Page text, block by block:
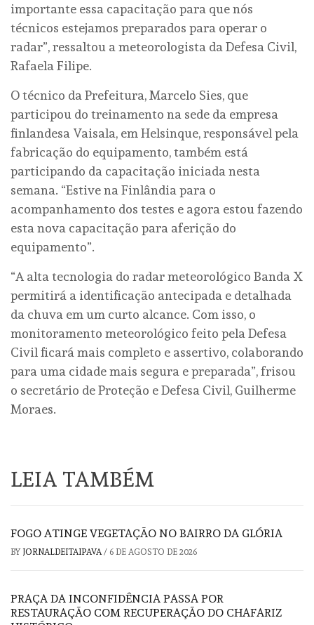
importante essa capacitação para que nós
técnicos estejamos preparados para operar o
radar”, ressaltou a meteorologista da Defesa Civil,
Rafaela Filipe.
O técnico da Prefeitura, Marcelo Sies, que
participou do treinamento na sede da empresa
finlandesa Vaisala, em Helsinque, responsável pela
fabricação do equipamento, também está
participando da capacitação iniciada nesta
semana. “Estive na Finlândia para o
acompanhamento dos testes e agora estou fazendo
esta nova capacitação para aferição do
equipamento”.
“A alta tecnologia do radar meteorológico Banda X
permitirá a identificação antecipada e detalhada
da chuva em um curto alcance. Com isso, o
monitoramento meteorológico feito pela Defesa
Civil ficará mais completo e assertivo, colaborando
para uma cidade mais segura e preparada”, frisou
o secretário de Proteção e Defesa Civil, Guilherme
Moraes.
LEIA TAMBÉM
FOGO ATINGE VEGETAÇÃO NO BAIRRO DA GLÓRIA
BY JORNALDEITAIPAVA/ 6 DE AGOSTO DE 2026
PRAÇA DA INCONFIDÊNCIA PASSA POR
RESTAURAÇÃO COM RECUPERAÇÃO DO CHAFARIZ